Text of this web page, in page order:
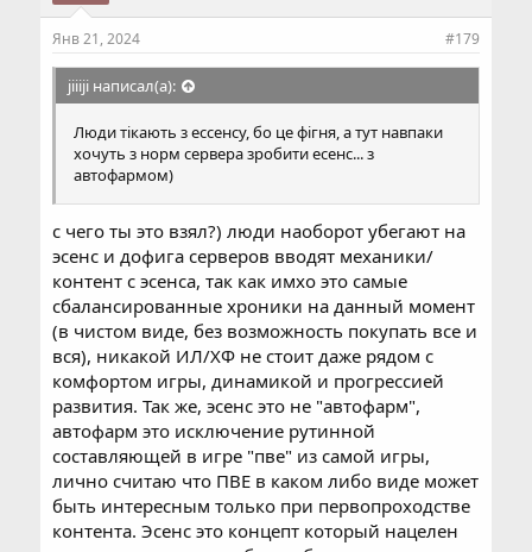
и
:
Янв 21, 2024 #179
jiiiji написал(а):
Люди тікають з ессенсу, бо це фігня, а тут навпаки
хочуть з норм сервера зробити есенс... з
автофармом)
с чего ты это взял?) люди наоборот убегают на
эсенс и дофига серверов вводят механики/
контент с эсенса, так как имхо это самые
сбалансированные хроники на данный момент
(в чистом виде, без возможность покупать все и
вся), никакой ИЛ/ХФ не стоит даже рядом с
комфортом игры, динамикой и прогрессией
развития. Так же, эсенс это не "автофарм",
автофарм это исключение рутинной
составляющей в игре "пве" из самой игры,
лично считаю что ПВЕ в каком либо виде может
быть интересным только при первопроходстве
контента. Эсенс это концепт который нацелен